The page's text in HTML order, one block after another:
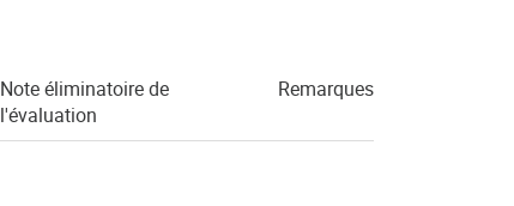
Note éliminatoire de
l'évaluation
Remarques